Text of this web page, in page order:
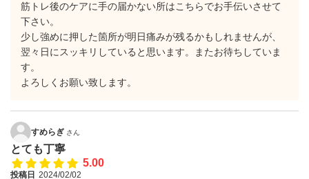
筋トレ後のケアに手の届かない所はこちらでお手伝いさせて
下さい。
少し強めに押した箇所が明日痛みが残るかもしれませんが、
翌々日にスッキリしていると思います。またお待ちしていま
す。
よろしくお願い致します。
すめらぎ さん
とても丁寧
5.00
投稿日 2024/02/02